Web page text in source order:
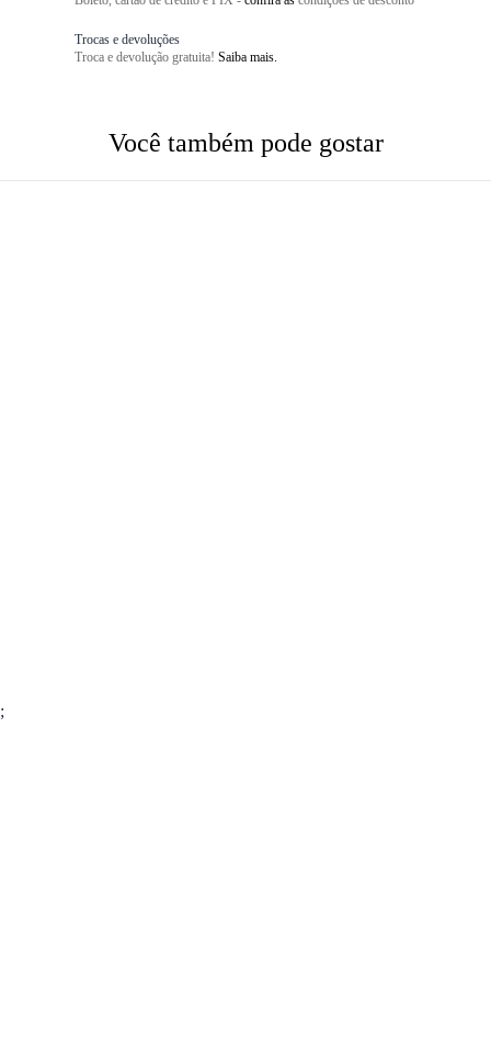
Trocas e devoluções
Troca e devolução gratuita! Saiba mais.
Você também pode gostar
;